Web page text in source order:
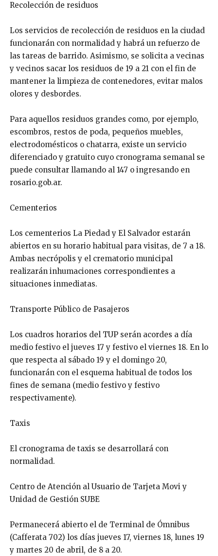
Recolección de residuos
Los servicios de recolección de residuos en la ciudad
funcionarán con normalidad y habrá un refuerzo de
las tareas de barrido. Asimismo, se solicita a vecinas
y vecinos sacar los residuos de 19 a 21 con el fin de
mantener la limpieza de contenedores, evitar malos
olores y desbordes.
Para aquellos residuos grandes como, por ejemplo,
escombros, restos de poda, pequeños muebles,
electrodomésticos o chatarra, existe un servicio
diferenciado y gratuito cuyo cronograma semanal se
puede consultar llamando al 147 o ingresando en
rosario.gob.ar.
Cementerios
Los cementerios La Piedad y El Salvador estarán
abiertos en su horario habitual para visitas, de 7 a 18.
Ambas necrópolis y el crematorio municipal
realizarán inhumaciones correspondientes a
situaciones inmediatas.
Transporte Público de Pasajeros
Los cuadros horarios del TUP serán acordes a día
medio festivo el jueves 17 y festivo el viernes 18. En lo
que respecta al sábado 19 y el domingo 20,
funcionarán con el esquema habitual de todos los
fines de semana (medio festivo y festivo
respectivamente).
Taxis
El cronograma de taxis se desarrollará con
normalidad.
Centro de Atención al Usuario de Tarjeta Movi y
Unidad de Gestión SUBE
Permanecerá abierto el de Terminal de Ómnibus
(Cafferata 702) los días jueves 17, viernes 18, lunes 19
y martes 20 de abril, de 8 a 20.